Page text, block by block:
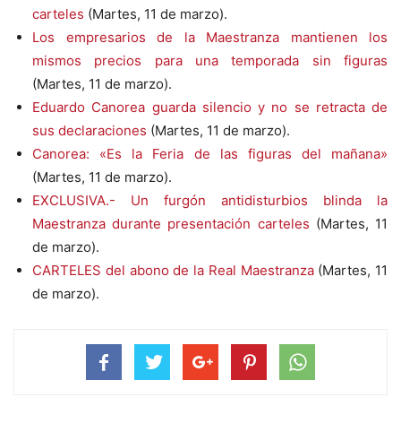
carteles (Martes, 11 de marzo).
Los empresarios de la Maestranza mantienen los
mismos precios para una temporada sin figuras
(Martes, 11 de marzo).
Eduardo Canorea guarda silencio y no se retracta de
sus declaraciones (Martes, 11 de marzo).
Canorea: «Es la Feria de las figuras del mañana»
(Martes, 11 de marzo).
EXCLUSIVA.- Un furgón antidisturbios blinda la
Maestranza durante presentación carteles (Martes, 11
de marzo).
CARTELES del abono de la Real Maestranza(Martes, 11
de marzo).